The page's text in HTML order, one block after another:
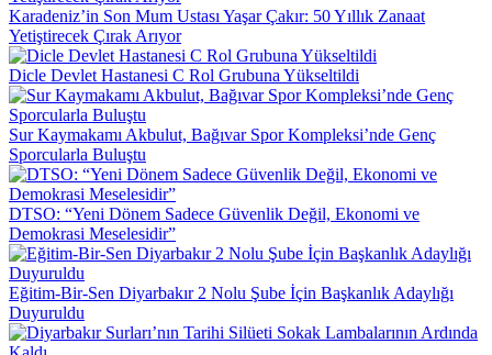
Karadeniz’in Son Mum Ustası Yaşar Çakır: 50 Yıllık Zanaat
Yetiştirecek Çırak Arıyor
Dicle Devlet Hastanesi C Rol Grubuna Yükseltildi
Sur Kaymakamı Akbulut, Bağıvar Spor Kompleksi’nde Genç
Sporcularla Buluştu
DTSO: “Yeni Dönem Sadece Güvenlik Değil, Ekonomi ve
Demokrasi Meselesidir”
Eğitim-Bir-Sen Diyarbakır 2 Nolu Şube İçin Başkanlık Adaylığı
Duyuruldu